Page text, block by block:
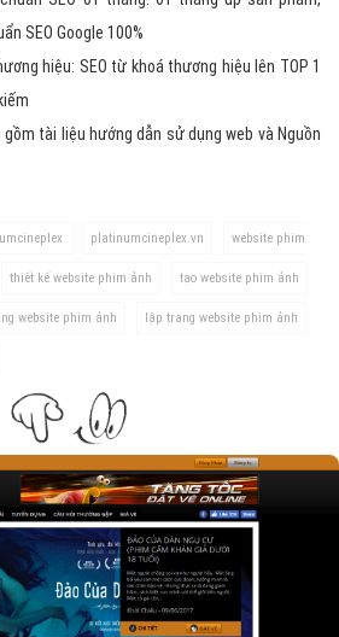
SEO Google 100%
hiệu: SEO từ khoá thương hiệu lên TOP 1
gồm tài liệu hướng dẫn sử dụng web và Nguồn
platinumcineplex.vn website phim
thiết kế website phim ảnh tạo website phim ảnh
website phim ảnh lập trang website phim ảnh